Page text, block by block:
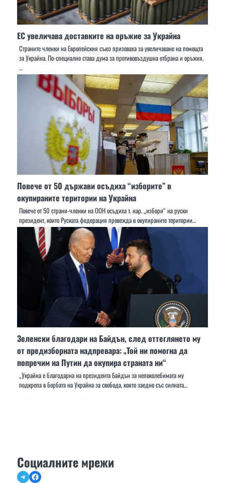
ЕС увеличава доставките на оръжие за Украйна
Страните членки на Европейския съюз призоваха за увеличаване на помощта
за Украйна. По-специално става дума за противовъздушна отбрана и оръжия,
…
Повече от 50 държави осъдиха “изборите” в
окупираните територии на Украйна
Повече от 50 страни-членки на ООН осъдиха т. нар. „избори“ на руски
президент, които Руската федерация провежда в окупираните територии…
Зеленски благодари на Байдън, след оттеглянето му
от предизборната надпревара: „Той ни помогна да
попречим на Путин да окупира страната ни“
„Украйна е благодарна на президента Байдън за непоколебимата му
подкрепа в борбата на Украйна за свобода, която заедно със силната…
Социалните мрежи
TelegramFacebook